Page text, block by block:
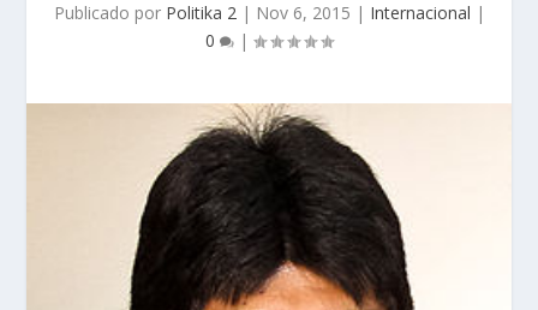
Publicado por Politika 2| Nov 6, 2015 | Internacional |
0
|